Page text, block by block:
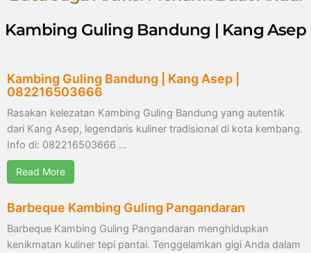
Kambing Guling Bandung | Kang Asep
Kambing Guling Bandung | Kang Asep |
082216503666
Rasakan kelezatan Kambing Guling Bandung yang autentik
dari Kang Asep, legendaris kuliner tradisional di kota kembang.
Info di: 082216503666 …
Read More
Barbeque Kambing Guling Pangandaran
Barbeque Kambing Guling Pangandaran menghidupkan
kenikmatan kuliner tepi pantai. Tenggelamkan gigi Anda dalam